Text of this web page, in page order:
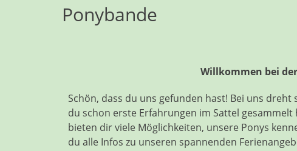
Ponybande
Willkommen bei
Schön, dass du uns gefunden hast! Bei uns
du schon erste Erfahrungen im Sattel
bieten dir viele Möglichkeiten, unsere Ponys
du alle Infos zu unseren spannenden